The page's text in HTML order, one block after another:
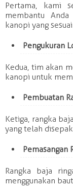
Pertama, kami
membantu
kanopi yang
Pengukuran
Kedua, tim akan
kanopi untuk
Pembuatan
Ketiga, rangka
yang telah
Pemasangan
Rangka baja
menggunakan